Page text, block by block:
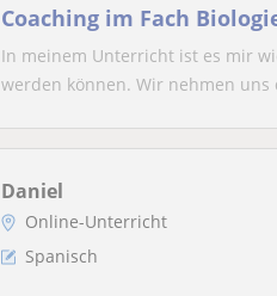
Coaching im Fach
zertifizierter
Abiturvorbereitungskurs
In meinem Unterricht ist es mir
werden können. Wir nehmen uns
Daniel
Online-Unterricht
Spanisch